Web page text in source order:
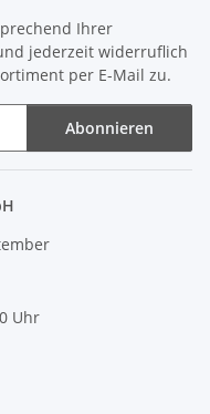
Ihrer
jederzeit widerruflich
per E-Mail zu.
Abonnieren
Uhr